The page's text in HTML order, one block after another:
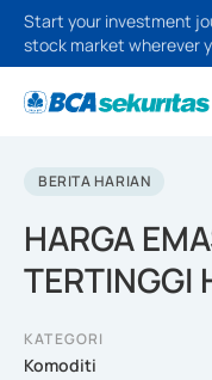
Start your investment
stock market wherever
BERITA HARIAN
HARGA
TERTINGGI
KATEGORI
Komoditi